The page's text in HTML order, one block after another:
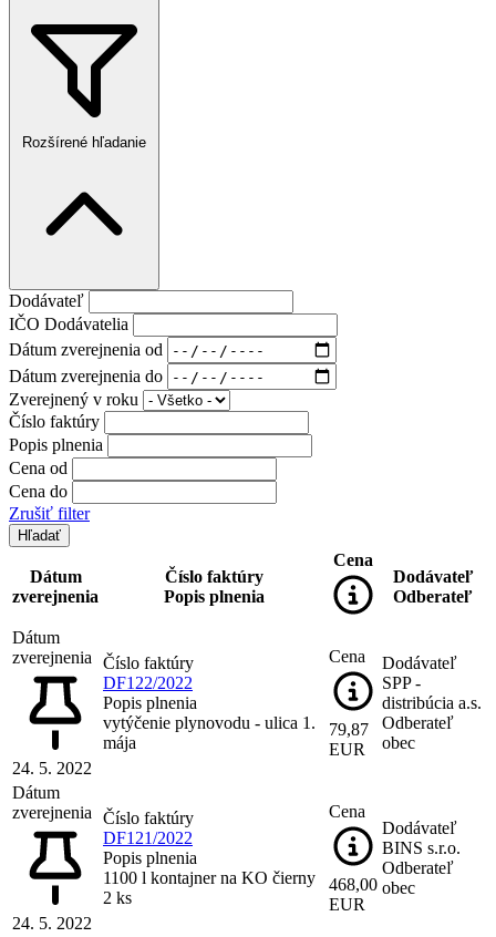
Rozšírené hľadanie
Dodávateľ
IČO Dodávatelia
Dátum zverejnenia od
Dátum zverejnenia do
Zverejnený v roku
Číslo faktúry
Popis plnenia
Cena od
Cena do
Zrušiť filter
Dátum
zverejnenia
Číslo faktúry
Popis plnenia
Cena
Dodávateľ
Odberateľ
Dátum
zverejnenia
24. 5. 2022
Číslo faktúry
DF122/2022
Popis plnenia
vytýčenie plynovodu - ulica 1.
mája
Cena
79,87
EUR
Dodávateľ
SPP -
distribúcia a.s.
Odberateľ
obec
Dátum
zverejnenia
24. 5. 2022
Číslo faktúry
DF121/2022
Popis plnenia
1100 l kontajner na KO čierny
2 ks
Cena
468,00
EUR
Dodávateľ
BINS s.r.o.
Odberateľ
obec